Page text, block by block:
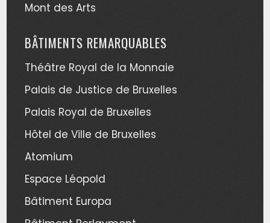
Mont des Arts
BÂTIMENTS REMARQUABLES
Théâtre Royal de la Monnaie
Palais de Justice de Bruxelles
Palais Royal de Bruxelles
Hôtel de Ville de Bruxelles
Atomium
Espace Léopold
Bâtiment Europa